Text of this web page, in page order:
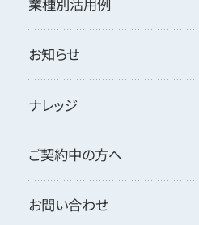
お知らせ
ナレッジ
ご契約中の方へ
お問い合わせ